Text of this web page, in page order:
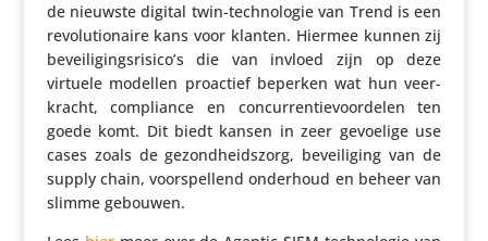
de nieuwste digital twin-tech­no­logie van Trend is een
revo­lu­ti­o­naire kans voor klanten. Hiermee kunnen zij
beveiligingsrisico’s die van invloed zijn op deze
virtuele modellen proactief beperken wat hun veer­
kracht, compli­ance en concur­ren­tie­voor­delen ten
goede komt. Dit biedt kansen in zeer gevoelige use
cases zoals de gezond­heids­zorg, bevei­li­ging van de
supply chain, voor­spel­lend onderhoud en beheer van
slimme gebouwen.